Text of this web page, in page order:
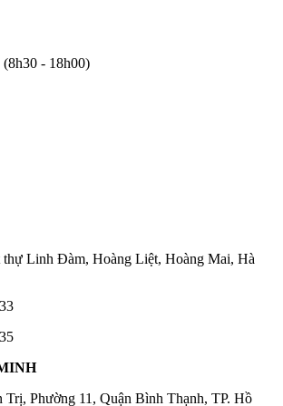
- 18h00)
Linh Đàm, Hoàng Liệt, Hoàng Mai, Hà
Trị, Phường 11, Quận Bình Thạnh, TP. Hồ